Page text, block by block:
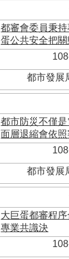
都審會委員秉
蛋公共安全把
都市發展
都市防災不僅
面層退縮會依
都市發展
大巨蛋都審程
專業共識決